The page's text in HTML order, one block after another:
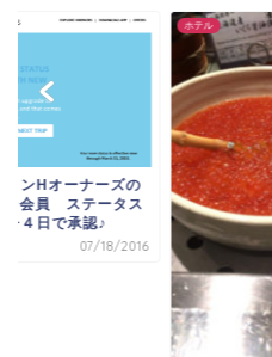
トンHオーナーズの
会員 ステータス
チ４日で承認♪
07/18/2016
ホテル